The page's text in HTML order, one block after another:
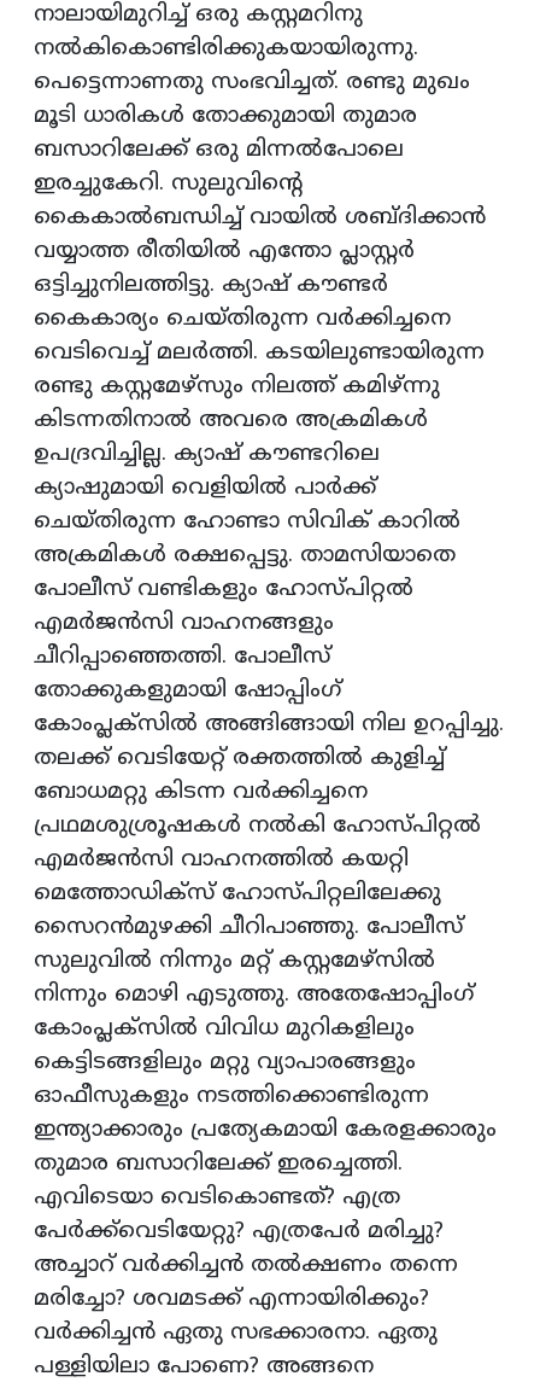
നാലായിമുറിച്ച് ഒരു കസ്റ്റമറിനു
നല്‍കികൊണ്ടിരിക്കുകയായിരുന്നു.
പെട്ടെന്നാണതു സംഭവിച്ചത്. രണ്ടു മുഖം
മൂടി ധാരികള്‍ തോക്കുമായി തുമാര
ബസാറിലേക്ക് ഒരു മിന്നല്‍പോലെ
ഇരച്ചുകേറി. സുലുവിന്റെ
കൈകാല്‍ബന്ധിച്ച് വായില്‍ ശബ്ദിക്കാന്‍
വയ്യാത്ത രീതിയില്‍ എന്തോ പ്ലാസ്റ്റര്‍
ഒട്ടിച്ചുനിലത്തിട്ടു. ക്യാഷ് കൗണ്ടര്‍
കൈകാര്യം ചെയ്തിരുന്ന വര്‍ക്കിച്ചനെ
വെടിവെച്ച് മലര്‍ത്തി. കടയിലുണ്ടായിരുന്ന
രണ്ടു കസ്റ്റമേഴ്‌സും നിലത്ത് കമിഴ്ന്നു
കിടന്നതിനാല്‍ അവരെ അക്രമികള്‍
ഉപദ്രവിച്ചില്ല. ക്യാഷ് കൗണ്ടറിലെ
ക്യാഷുമായി വെളിയില്‍ പാര്‍ക്ക്
ചെയ്തിരുന്ന ഹോണ്ടാ സിവിക് കാറില്‍
അക്രമികള്‍ രക്ഷപ്പെട്ടു. താമസിയാതെ
പോലീസ് വണ്ടികളും ഹോസ്പിറ്റല്‍
എമര്‍ജന്‍സി വാഹനങ്ങളും
ചീറിപ്പാഞ്ഞെത്തി. പോലീസ്
തോക്കുകളുമായി ഷോപ്പിംഗ്
കോംപ്ലക്‌സില്‍ അങ്ങിങ്ങായി നില ഉറപ്പിച്ചു.
തലക്ക് വെടിയേറ്റ് രക്തത്തില്‍ കുളിച്ച്
ബോധമറ്റു കിടന്ന വര്‍ക്കിച്ചനെ
പ്രഥമശുശ്രൂഷകള്‍ നല്‍കി ഹോസ്പിറ്റല്‍
എമര്‍ജന്‍സി വാഹനത്തില്‍ കയറ്റി
മെത്തോഡിക്‌സ് ഹോസ്പിറ്റലിലേക്കു
സൈറന്‍മുഴക്കി ചീറിപാഞ്ഞു. പോലീസ്
സുലുവില്‍ നിന്നും മറ്റ് കസ്റ്റമേഴ്‌സില്‍
നിന്നും മൊഴി എടുത്തു. അതേഷോപ്പിംഗ്
കോംപ്ലക്‌സില്‍ വിവിധ മുറികളിലും
കെട്ടിടങ്ങളിലും മറ്റു വ്യാപാരങ്ങളും
ഓഫീസുകളും നടത്തിക്കൊണ്ടിരുന്ന
ഇന്ത്യാക്കാരും പ്രത്യേകമായി കേരളക്കാരും
തുമാര ബസാറിലേക്ക് ഇരച്ചെത്തി.
എവിടെയാ വെടികൊണ്ടത്? എത്ര
പേര്‍ക്ക്‌വെടിയേറ്റു? എത്രപേര്‍ മരിച്ചു?
അച്ചാറ് വര്‍ക്കിച്ചന്‍ തല്‍ക്ഷണം തന്നെ
മരിച്ചോ? ശവമടക്ക് എന്നായിരിക്കും?
വര്‍ക്കിച്ചന്‍ ഏതു സഭക്കാരനാ. ഏതു
പള്ളിയിലാ പോണെ? അങ്ങനെ